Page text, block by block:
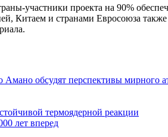
участники проекта на 90%
Китаем и странами Евросоюза
обсудят перспективы мирного
термоядерной реакции
лет вперед